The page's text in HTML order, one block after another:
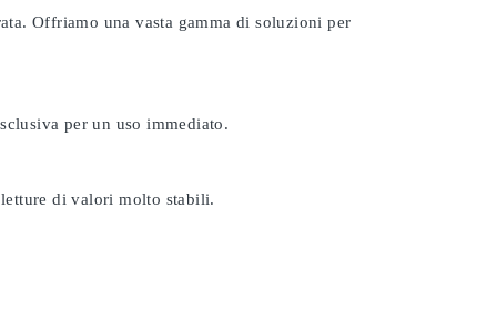
Offriamo una vasta gamma di soluzioni per
per un uso immediato.
di valori molto stabili.